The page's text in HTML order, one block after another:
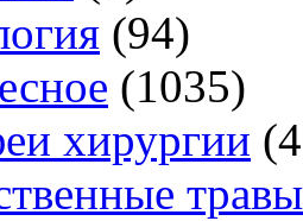
(94)
(1035)
хирургии
травы